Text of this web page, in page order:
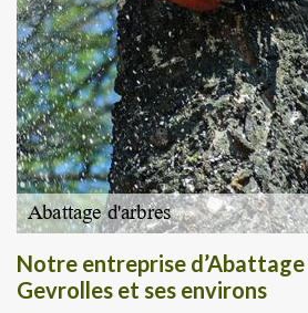
Notre entreprise d’Abattage
Gevrolles et ses environs